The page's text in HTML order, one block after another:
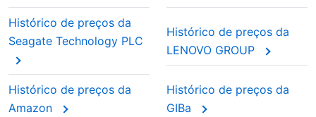
Histórico de preços da
Seagate Technology PLC
Histórico de preços da
LENOVO GROUP
Histórico de preços da
Amazon
Histórico de preços da
GIBa